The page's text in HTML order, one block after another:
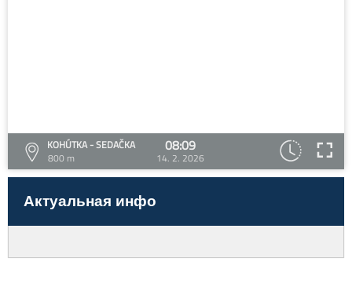
KOHÚTKA - SEDAČKA
800 m
08:09
14. 2. 2026
Актуальная инфо